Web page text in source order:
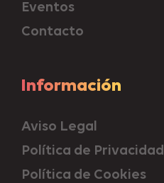
Eventos
Contacto
Información
Aviso Legal
Política de Privacidad
Política de Cookies